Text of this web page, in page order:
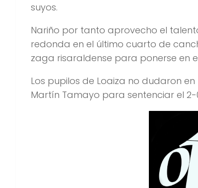
suyos.
Nariño por tanto aprovecho el
redonda en el último cuarto de
zaga risaraldense para ponerse en
Los pupilos de Loaiza no dudaron
Martín Tamayo para sentenciar el